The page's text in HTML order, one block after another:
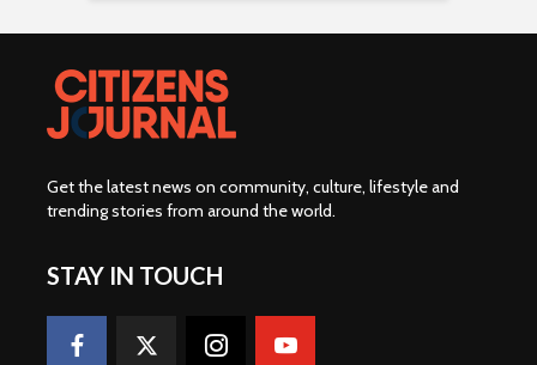
Get the latest news on community, culture, lifestyle and
trending stories from around the world.
STAY IN TOUCH